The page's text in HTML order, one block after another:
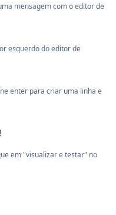
mensagem com o editor de
esquerdo do editor de
enter para criar uma linha e
em "visualizar e testar" no